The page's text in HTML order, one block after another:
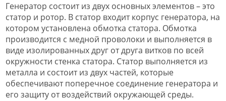
Генератор состоит из двух основных элементов – это
статор и ротор. В статор входит корпус генератора, на
котором установлена обмотка статора. Обмотка
производится с медной проволоки и выполняется в
виде изолированных друг от друга витков по всей
окружности стенка статора. Статор выполняется из
металла и состоит из двух частей, которые
обеспечивают поперечное соединение генератора и
его защиту от воздействий окружающей среды.